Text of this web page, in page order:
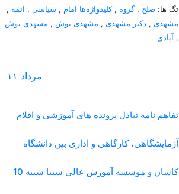
تگ ها: صلح ,گروه ,کلیدواژه‌ها امام , سیاسی , ائمه ,
مشهدی , دکتر مشهدی , مشهدی نوش , مشهدی نوش
آبادی ,
۱۱ مرداد
تفاهم نامه تبادل پرونده‌ های آموزشی و اقلام
آزمایشگاهی، کارگاهی و اداری بین دانشگاه
کاشان و موسسه آموزش عالی سینا شنبه 10